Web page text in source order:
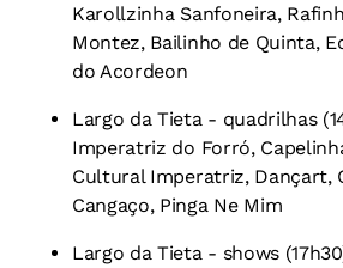
Karollzinha Sanfoneira,
Montez, Bailinho de Quinta,
do Acordeon
Largo da Tieta - quadrilhas
Imperatriz do Forró,
Cultural Imperatriz, Dançart,
Cangaço, Pinga Ne Mim
Largo da Tieta - shows